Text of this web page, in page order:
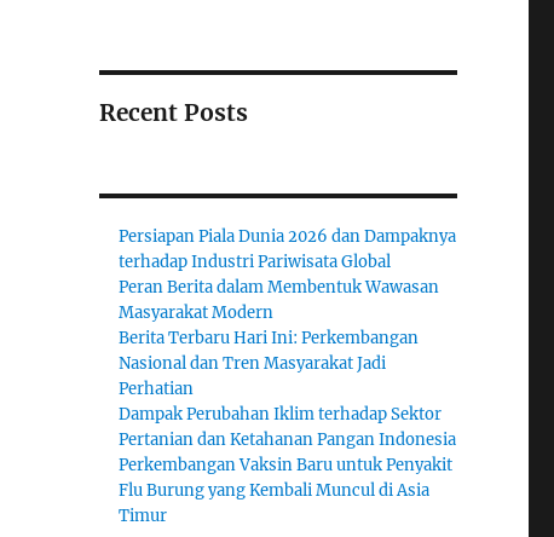
Recent Posts
Persiapan Piala Dunia 2026 dan Dampaknya
terhadap Industri Pariwisata Global
Peran Berita dalam Membentuk Wawasan
Masyarakat Modern
Berita Terbaru Hari Ini: Perkembangan
Nasional dan Tren Masyarakat Jadi
Perhatian
Dampak Perubahan Iklim terhadap Sektor
Pertanian dan Ketahanan Pangan Indonesia
Perkembangan Vaksin Baru untuk Penyakit
Flu Burung yang Kembali Muncul di Asia
Timur